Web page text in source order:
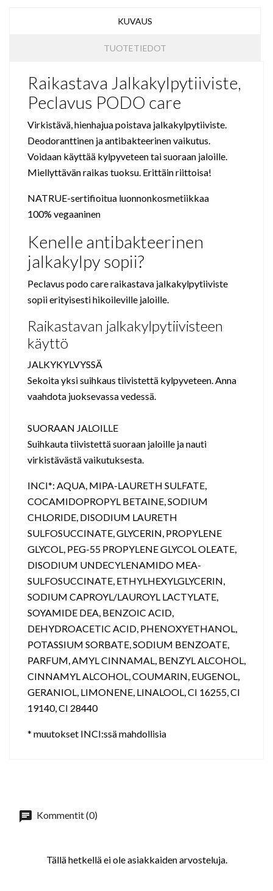
KUVAUS
TUOTETIEDOT
Raikastava Jalkakylpytiiviste,
Peclavus PODO care
Virkistävä, hienhajua poistava jalkakylpytiiviste.
Deodoranttinen ja antibakteerinen vaikutus.
Voidaan käyttää kylpyveteen tai suoraan jaloille.
Miellyttävän raikas tuoksu. Erittäin riittoisa!
NATRUE-sertifioitua luonnonkosmetiikkaa
100% vegaaninen
Kenelle antibakteerinen
jalkakylpy sopii?
Peclavus podo care raikastava jalkakylpytiiviste
sopii erityisesti hikoileville jaloille.
Raikastavan jalkakylpytiivisteen
käyttö
JALKYKYLVYSSÄ
Sekoita yksi suihkaus tiivistettä kylpyveteen. Anna
vaahdota juoksevassa vedessä.
SUORAAN JALOILLE
Suihkauta tiivistettä suoraan jaloille ja nauti
virkistävästä vaikutuksesta.
INCI*: AQUA, MIPA-LAURETH SULFATE,
COCAMIDOPROPYL BETAINE, SODIUM
CHLORIDE, DISODIUM LAURETH
SULFOSUCCINATE, GLYCERIN, PROPYLENE
GLYCOL, PEG-55 PROPYLENE GLYCOL OLEATE,
DISODIUM UNDECYLENAMIDO MEA-
SULFOSUCCINATE, ETHYLHEXYLGLYCERIN,
SODIUM CAPROYL/LAUROYL LACTYLATE,
SOYAMIDE DEA, BENZOIC ACID,
DEHYDROACETIC ACID, PHENOXYETHANOL,
POTASSIUM SORBATE, SODIUM BENZOATE,
PARFUM, AMYL CINNAMAL, BENZYL ALCOHOL,
CINNAMYL ALCOHOL, COUMARIN, EUGENOL,
GERANIOL, LIMONENE, LINALOOL, CI 16255, CI
19140, CI 28440
* muutokset INCI:ssä mahdollisia
Kommentit (0)
Tällä hetkellä ei ole asiakkaiden arvosteluja.